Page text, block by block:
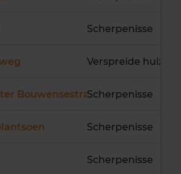
Scherpenisse
Verspreide huizen
BouwensestraatScherpenisse
Scherpenisse
Scherpenisse